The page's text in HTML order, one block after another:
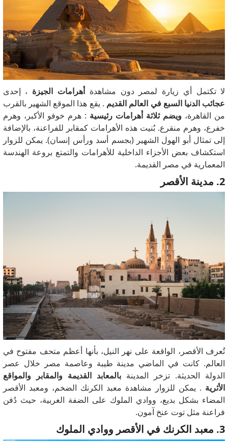
لا تكتمل أي زيارة لمصر دون مشاهدةأهرامات الجيزة ، إحدى
عجائب الدنيا السبع في العالم القديم . يقع هذا الموقع الشهير بالقرب
من القاهرة، ويضم ثلاثة أهرامات رئيسية : هرم خوفو الأكبر، وهرم
خفرع، وهرم منقرع. بُنيت هذه الأهرامات كمقابر للفراعنة، بالإضافة
إلى تمثال أبو الهول الشهير (بجسم أسد ورأس إنسان). يمكن للزوار
استكشاف بعض الأجزاء الداخلية للأهرامات والتمتع بروعة الهندسة
المعمارية في مصر القديمة.
2. مدينة الأقصر
تُعرف الأقصر، الواقعة على نهر النيل، بأنها أعظم متحف مفتوح في
العالم. كانت في الماضي مدينة طيبة وعاصمة مصر خلال عصر
الدولة الحديثة. تزخر المدينةبالمعابد القديمة والمقابر والمواقع
الأثرية . يمكن للزوار مشاهدة معبد الكرنك الضخم، ومعبد الأقصر
المضاء بشكل بديع، ووادي الملوك على الضفة الغربية، حيث دُفن
فراعنة مثل توت عنخ آمون.
3. معبد الكرنك في الأقصر ووادي الملوك